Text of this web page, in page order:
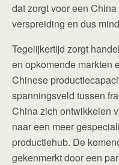
dat zorgt voor een
verspreiding en dus
Tegelijkertijd zorgt
en opkomende markten
Chinese
spanningsveld tussen
China zich ontwikkelen
naar een meer
productiehub. De
gekenmerkt door een